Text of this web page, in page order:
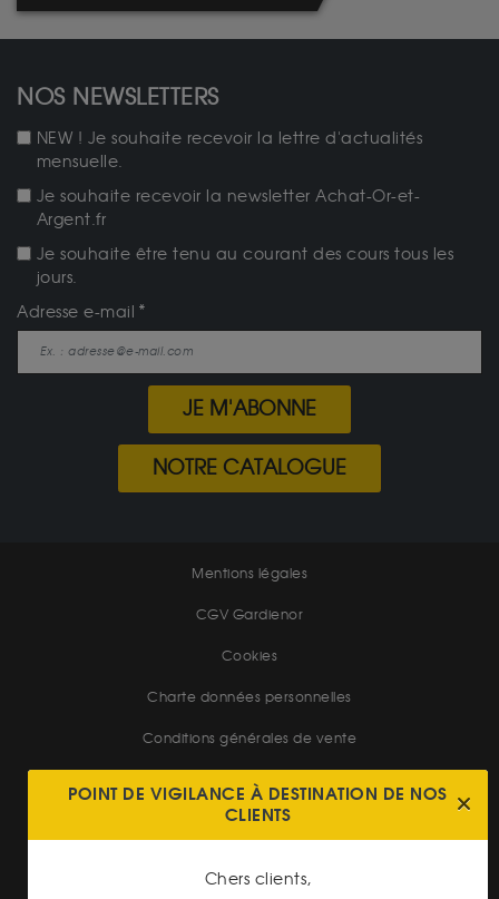
NOS NEWSLETTERS
NEW ! Je souhaite recevoir la lettre d'actualités
mensuelle.
Je souhaite recevoir la newsletter Achat-Or-et-
Argent.fr
Je souhaite être tenu au courant des cours tous les
jours.
Adresse e-mail
JE M'ABONNE
NOTRE CATALOGUE
Mentions légales
CGV Gardienor
Cookies
Charte données personnelles
Conditions générales de vente
Conditions générales d'achat
Conditions générales d'utilisation
POINT DE VIGILANCE À DESTINATION DE NOS
CLIENTS
Chers clients,